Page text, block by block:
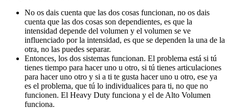
No os dais cuenta que las dos cosas funcionan, no os dais
cuenta que las dos cosas son dependientes, es que la
intensidad depende del volumen y el volumen se ve
influenciado por la intensidad, es que se dependen la una de la
otra, no las puedes separar.
Entonces, los dos sistemas funcionan. El problema está si tú
tienes tiempo para hacer uno u otro, si tú tienes articulaciones
para hacer uno otro y si a ti te gusta hacer uno u otro, ese ya
es el problema, que tú lo individualices para ti, no que no
funcionen. El Heavy Duty funciona y el de Alto Volumen
funciona.